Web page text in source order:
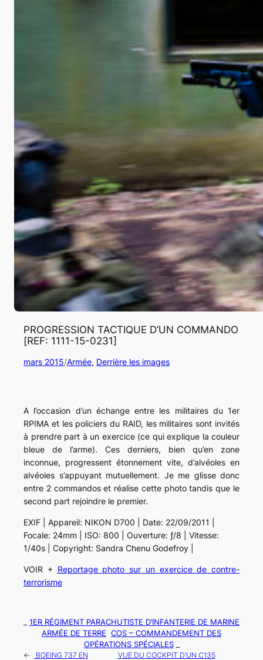
PROGRESSION TACTIQUE D’UN COMMANDO
[REF: 1111-15-0231]
mars 2015/Armée, Derrière les images
A l’occasion d’un échange entre les militaires du 1er
RPIMA et les policiers du RAID, les militaires sont invités
à prendre part à un exercice (ce qui explique la couleur
bleue de l’arme). Ces derniers, bien qu’en zone
inconnue, progressent étonnement vite, d’alvéoles en
alvéoles s’appuyant mutuellement. Je me glisse donc
entre 2 commandos et réalise cette photo tandis que le
second part rejoindre le premier.
EXIF | Appareil: NIKON D700 | Date: 22/09/2011 |
Focale: 24mm | ISO: 800 | Ouverture: ƒ/8 | Vitesse:
1/40s | Copyright: Sandra Chenu Godefroy |
VOIR + Reportage photo sur un exercice de contre-
terrorisme
1ER RÉGIMENT PARACHUTISTE D’INFANTERIE DE MARINE
ARMÉE DE TERRE COS – COMMANDEMENT DES
OPÉRATIONS SPÉCIALES_
←
BOEING 737 EN
VUE DU COCKPIT D’UN C135